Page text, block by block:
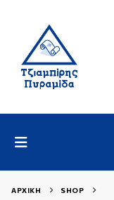
ΑΡΧΙΚΉ
SHOP